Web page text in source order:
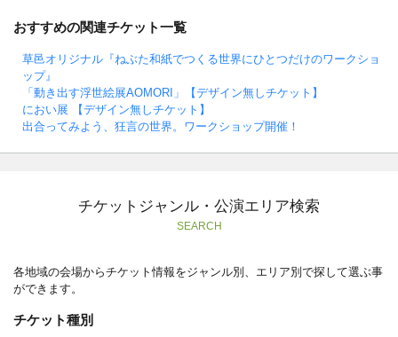
おすすめの関連チケット一覧
草邑オリジナル『ねぶた和紙でつくる世界にひとつだけのワークショ
ップ』
「動き出す浮世絵展AOMORI」【デザイン無しチケット】
におい展 【デザイン無しチケット】
出合ってみよう、狂言の世界。ワークショップ開催！
チケットジャンル・公演エリア検索
SEARCH
各地域の会場からチケット情報をジャンル別、エリア別で探して選ぶ事
ができます。
チケット種別